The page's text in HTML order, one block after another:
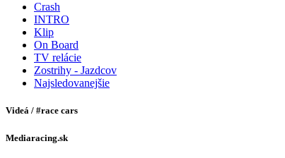
Crash
INTRO
Klip
On Board
TV relácie
Zostrihy - Jazdcov
Najsledovanejšie
Videá / #race cars
Mediaracing.sk